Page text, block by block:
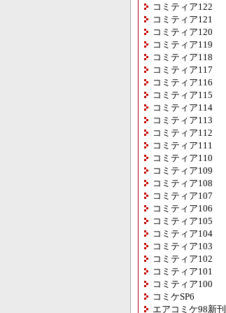
コミティア122
コミティア121
コミティア120
コミティア119
コミティア118
コミティア117
コミティア116
コミティア115
コミティア114
コミティア113
コミティア112
コミティア111
コミティア110
コミティア109
コミティア108
コミティア107
コミティア106
コミティア105
コミティア104
コミティア103
コミティア102
コミティア101
コミティア100
コミケSP6
エアコミケ98新刊